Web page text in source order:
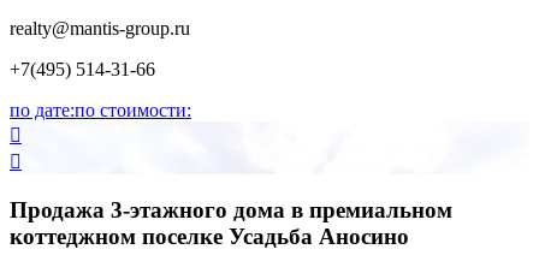
realty@mantis-group.ru
+7(495) 514-31-66
по дате:по стоимости:


Продажа 3-этажного дома в премиальном
коттеджном поселке Усадьба Аносино